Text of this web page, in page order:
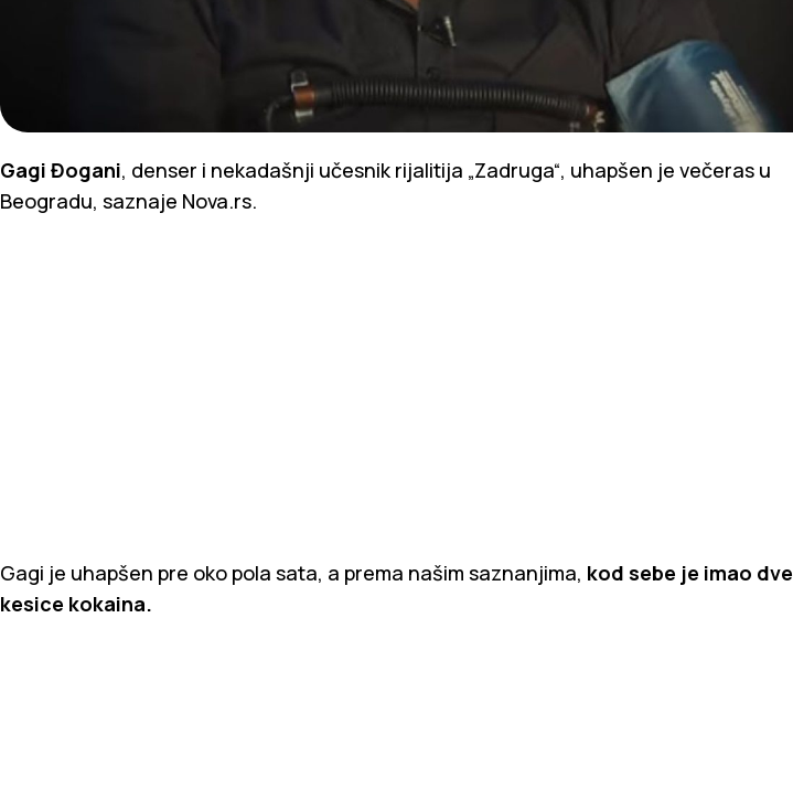
Gagi Đogani, denser i nekadašnji učesnik rijalitija „Zadruga“, uhapšen je večeras u
Beogradu, saznaje Nova.rs.
Gagi je uhapšen pre oko pola sata, a prema našim saznanjima, kod sebe je imao dve
kesice kokaina.